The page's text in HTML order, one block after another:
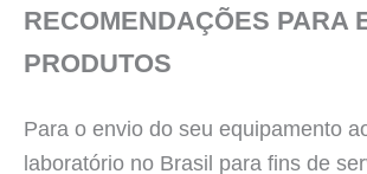
RECOMENDAÇÕES PARA
PRODUTOS
Para o envio do seu equipamento
laboratório no Brasil para fins de